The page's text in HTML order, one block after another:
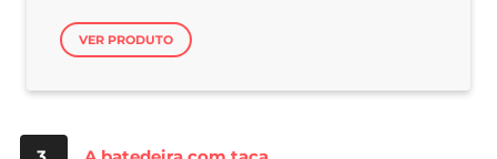
VER PRODUTO